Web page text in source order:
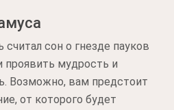
считал сон о гнезде пауков
проявить мудрость и
Возможно, вам предстоит
от которого будет